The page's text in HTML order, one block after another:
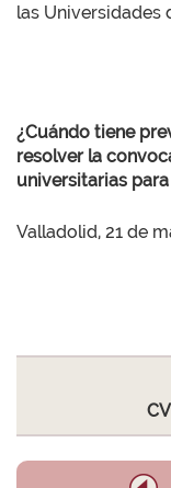
las Universidades
¿Cuándo tiene
resolver la
universitarias
Valladolid, 21 de